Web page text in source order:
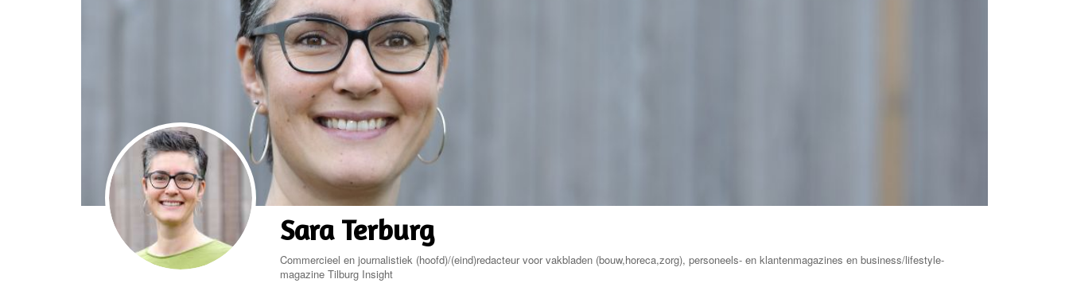
Sara Terburg
Commercieel en journalistiek (hoofd)/(eind)redacteur voor vakbladen (bouw,horeca,zorg), personeels- en klantenmagazines en business/lifestyle-
magazine Tilburg Insight